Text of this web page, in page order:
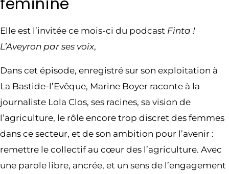
Elle est l’invitée ce mois-ci du podcast Finta !
L’Aveyron par ses voix,
Dans cet épisode, enregistré sur son exploitation à
La Bastide-l’Evêque, Marine Boyer raconte à la
journaliste Lola Clos, ses racines, sa vision de
l’agriculture, le rôle encore trop discret des femmes
dans ce secteur, et de son ambition pour l’avenir :
remettre le collectif au cœur des l’agriculture. Avec
une parole libre, ancrée, et un sens de l’engagement